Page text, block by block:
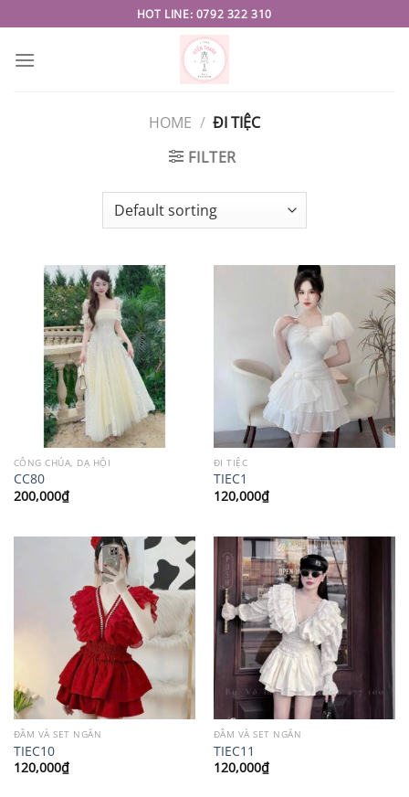
to
content
HOT LINE: 0792 322 310
HOME / ĐI TIỆC
FILTER
CÔNG CHÚA, DẠ HỘI
CC80
200,000₫
ĐI TIỆC
TIEC1
120,000₫
ĐẦM VÀ SET NGẮN
TIEC10
120,000₫
ĐẦM VÀ SET NGẮN
TIEC11
120,000₫